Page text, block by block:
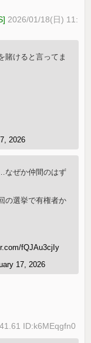
2026/01/18(日) 11:
賭けると言ってま
2026
なぜか仲間のはず
の選挙で有権者か
fQJAu3cjIy
17, 2026
ID:k6MEqgfn0